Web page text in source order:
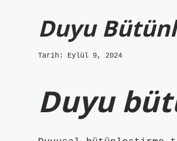
Duyu
Tarih: Eylül 9, 2024
Duyu